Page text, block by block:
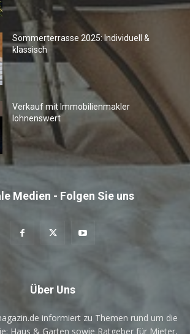
Sommerterrasse 2025: Individuell &
klassisch
Verkauf mit Immobilienmakler
lohnenswert
Medien - Folgen Sie uns
Über Uns
informiert zu Themen rund um die
Haus & Garten sowie Ratgeber für Mieter,